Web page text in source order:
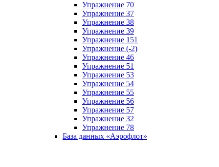
Упражнение 70
Упражнение 37
Упражнение 38
Упражнение 39
Упражнение 151
Упражнение (-2)
Упражнение 46
Упражнение 51
Упражнение 53
Упражнение 54
Упражнение 55
Упражнение 56
Упражнение 57
Упражнение 32
Упражнение 78
База данных «Аэрофлот»